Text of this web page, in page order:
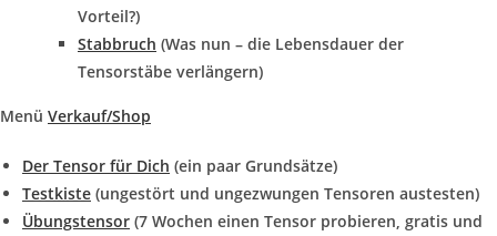
Vorteil?)
Stabbruch (Was nun – die Lebensdauer der
Tensorstäbe verlängern)
Menü Verkauf/Shop
Der Tensor für Dich (ein paar Grundsätze)
Testkiste (ungestört und ungezwungen Tensoren austesten)
Übungstensor (7 Wochen einen Tensor probieren, gratis und